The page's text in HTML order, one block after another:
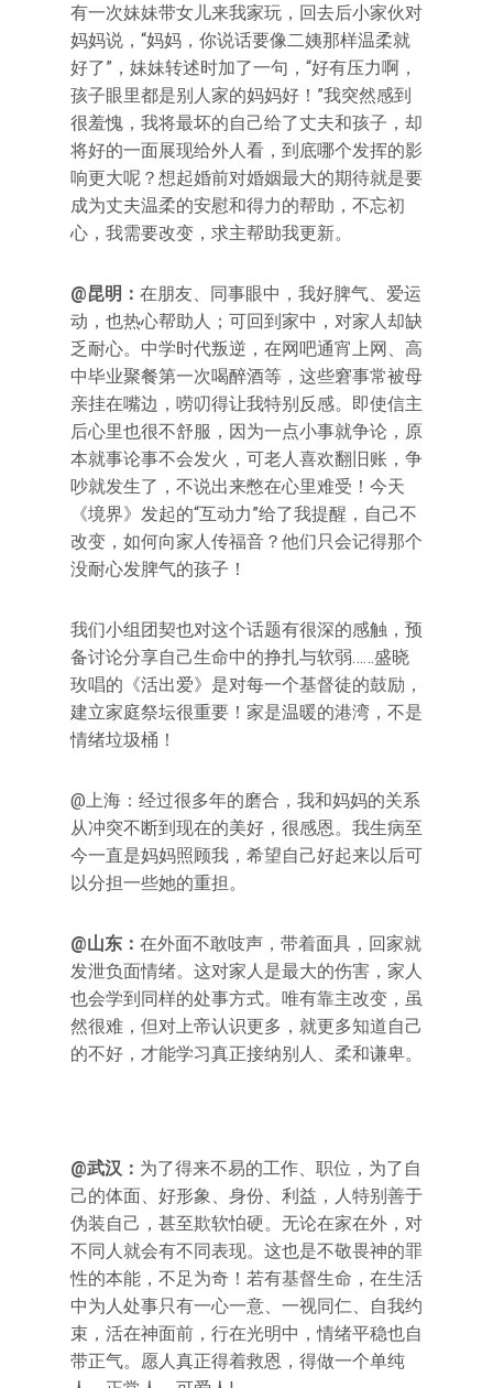
有一次妹妹带女儿来我家玩，回去后小家伙对
妈妈说，“妈妈，你说话要像二姨那样温柔就
好了”，妹妹转述时加了一句，“好有压力啊，
孩子眼里都是别人家的妈妈好！”我突然感到
很羞愧，我将最坏的自己给了丈夫和孩子，却
将好的一面展现给外人看，到底哪个发挥的影
响更大呢？想起婚前对婚姻最大的期待就是要
成为丈夫温柔的安慰和得力的帮助，不忘初
心，我需要改变，求主帮助我更新。
@昆明： 在朋友、同事眼中，我好脾气、爱运
动，也热心帮助人；可回到家中，对家人却缺
乏耐心。中学时代叛逆，在网吧通宵上网、高
中毕业聚餐第一次喝醉酒等，这些窘事常被母
亲挂在嘴边，唠叨得让我特别反感。即使信主
后心里也很不舒服，因为一点小事就争论，原
本就事论事不会发火，可老人喜欢翻旧账，争
吵就发生了，不说出来憋在心里难受！今天
《境界》发起的“互动力”给了我提醒，自己不
改变，如何向家人传福音？他们只会记得那个
没耐心发脾气的孩子！
我们小组团契也对这个话题有很深的感触，预
备讨论分享自己生命中的挣扎与软弱……盛晓
玫唱的《活出爱》是对每一个基督徒的鼓励，
建立家庭祭坛很重要！家是温暖的港湾，不是
情绪垃圾桶！
@上海：经过很多年的磨合，我和妈妈的关系
从冲突不断到现在的美好，很感恩。我生病至
今一直是妈妈照顾我，希望自己好起来以后可
以分担一些她的重担。
@山东： 在外面不敢吱声，带着面具，回家就
发泄负面情绪。这对家人是最大的伤害，家人
也会学到同样的处事方式。唯有靠主改变，虽
然很难，但对上帝认识更多，就更多知道自己
的不好，才能学习真正接纳别人、柔和谦卑。
@武汉： 为了得来不易的工作、职位，为了自
己的体面、好形象、身份、利益，人特别善于
伪装自己，甚至欺软怕硬。无论在家在外，对
不同人就会有不同表现。这也是不敬畏神的罪
性的本能，不足为奇！若有基督生命，在生活
中为人处事只有一心一意、一视同仁、自我约
束，活在神面前，行在光明中，情绪平稳也自
带正气。愿人真正得着救恩，得做一个单纯